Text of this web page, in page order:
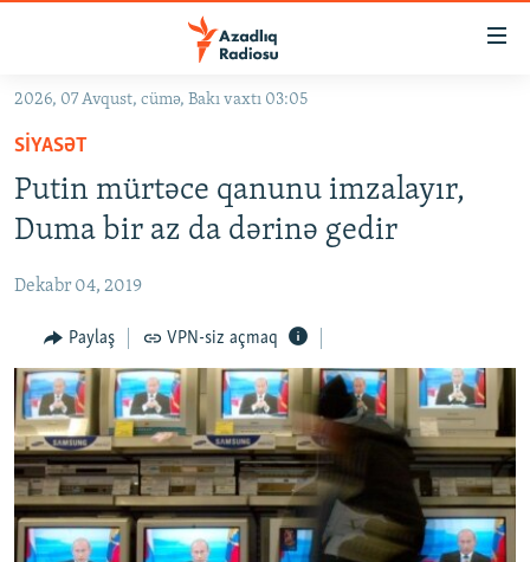
Əsas
qayıt
Əsas
naviqasiyaya
qayıt
Axtarışa
GÜNDƏM
KORRUPSIOMETR
FƏRQƏ BAX
QANUNI DOĞRU
ARAŞDIRMA
MULTIMEDIA
VIDEO
FOTOQALEREYA
İNFOQRAFIKA
RADIO ARXIV
OXU ZALI
AZƏRBAYCAN ƏDƏBIYYATI KITABXANASI
HAQQIMIZDA
MISSIYAMIZ
2026, 07 Avqust, cümə, Bakı vaxtı 03:05
SIYASƏT
Putin mürtəce qanunu imzalayır,
Duma bir az da dərinə gedir
Dekabr 04, 2019
Paylaş VPN-siz açmaq